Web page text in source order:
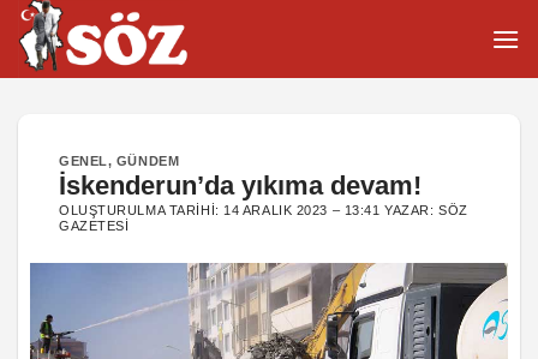
İçeriğe
atla
GENEL, GÜNDEM
İskenderun’da yıkıma devam!
OLUŞTURULMA TARIHI: 14 ARALIK 2023 – 13:41 YAZAR:SÖZ
GAZETESI